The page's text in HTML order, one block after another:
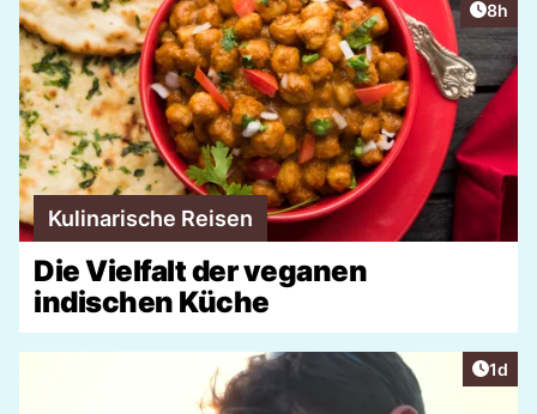
8h
Kulinarische Reisen
Die Vielfalt der veganen
indischen Küche
1d